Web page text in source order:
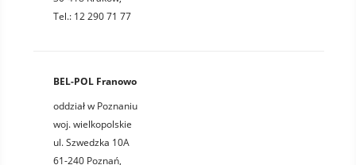
Tel.: 12 290 71 77
BEL-POL Franowo
oddział w Poznaniu
woj. wielkopolskie
ul. Szwedzka 10A
61-240 Poznań,